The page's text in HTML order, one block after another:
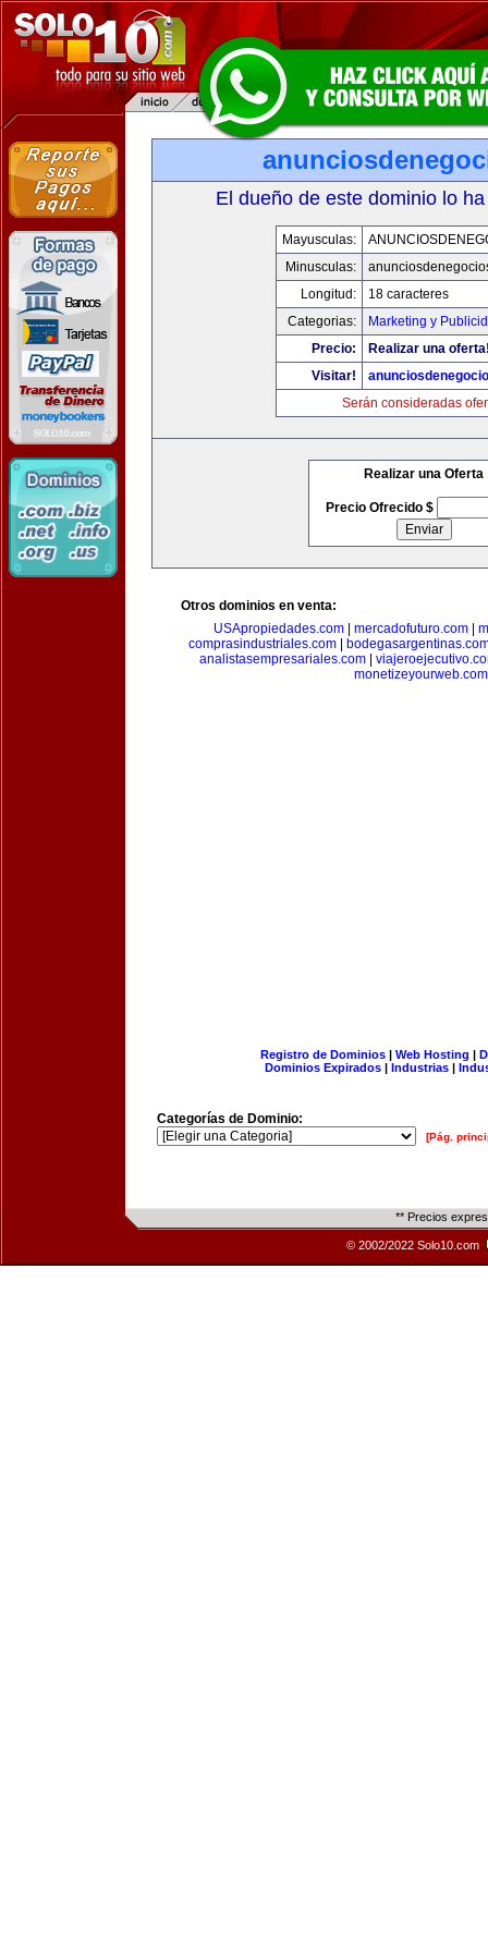
El dueño de este dominio lo
Mayusculas:
Minusculas:
Longitud:
18 caracteres
Categorias:
Marketing y
Precio:
Realizar una
Visitar!
Serán consideradas
Realizar una Oferta
Precio Ofrecido $
Otros dominios en venta:
USApropiedades.com| mercadofuturo.com|
comprasindustriales.com
analistasempresariales.com
monetizeyourweb.com
Registro de Dominios| Web Hosting |
Dominios Expirados | Industrias |
Categorías de Dominio:
[Pág.
** Precios
© 2002/2022 Solo10.com